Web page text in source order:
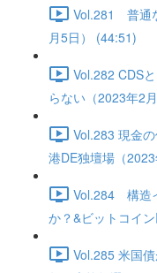
Vol.281 普通
月5日） (44:51)
Vol.282 CDS
らない（2023年2
Vol.283 現金
港DE独壇場（
Vol.284 構造
か？&ビットコイ
Vol.285 米国